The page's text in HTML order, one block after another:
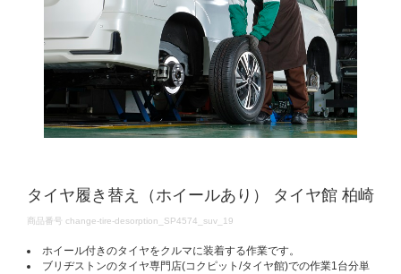
タイヤ履き替え（ホイールあり） タイヤ館 柏崎
DETAILS
商品番号 change-tire-desorption_SP4574_suv_19
ホイール付きのタイヤをクルマに装着する作業です。
ブリヂストンのタイヤ専門店(コクピット/タイヤ館)での作業1台分単